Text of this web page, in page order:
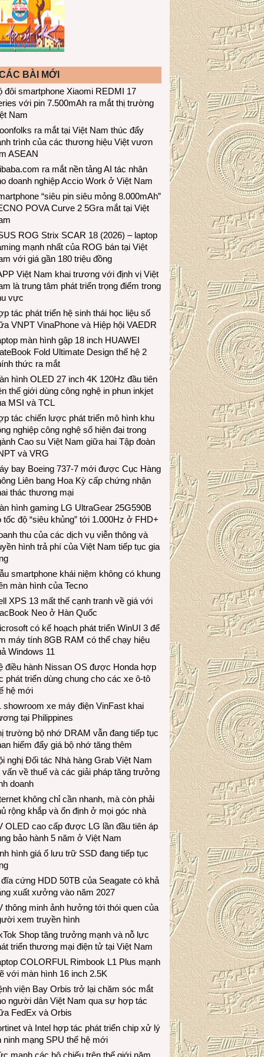
BÀI MỚI
đôi smartphone Xiaomi REDMI 17
với pin 7.500mAh ra mắt thị trường
Nam
ra mắt tại Việt Nam thúc đẩy
trình của các thương hiệu Việt vươn
ASEAN
ra mắt nền tảng AI tác nhân
doanh nghiệp Accio Work ở Việt Nam
“siêu pin siêu mỏng 8.000mAh”
POVA Curve 2 5Gra mắt tại Việt
ROG Strix SCAR 18 (2026) – laptop
mạnh nhất của ROG bán tại Việt
với giá gần 180 triệu đồng
Việt Nam khai trương với định vị Việt
là trung tâm phát triển trọng điểm trong
vực
tác phát triển hệ sinh thái học liệu số
VNPT VinaPhone và Hiệp hội VAEDR
màn hình gập 18 inch HUAWEI
Fold Ultimate Design thế hệ 2
thức ra mắt
hình OLED 27 inch 4K 120Hz đầu tiên
thế giới dùng công nghệ in phun inkjet
MSI và TCL
tác chiến lược phát triển mô hình khu
nghiệp công nghệ số hiện đại trong
Cao su Việt Nam giữa hai Tập đoàn
và VRG
bay Boeing 737-7 mới được Cục Hàng
Liên bang Hoa Kỳ cấp chứng nhận
thác thương mại
hình gaming LG UltraGear 25G590B
tốc độ “siêu khủng” tới 1.000Hz ở FHD+
thu của các dịch vụ viễn thông và
hình trả phí của Việt Nam tiếp tục gia
smartphone khái niệm không có khung
màn hình của Tecno
XPS 13 mất thế cạnh tranh về giá với
Neo ở Hàn Quốc
có kế hoạch phát triển WinUI 3 để
máy tính 8GB RAM có thể chạy hiệu
Windows 11
điều hành Nissan OS được Honda hợp
phát triển dùng chung cho các xe ô-tô
hệ mới
showroom xe máy điện VinFast khai
tại Philippines
trường bộ nhớ DRAM vẫn đang tiếp tục
hiếm đẩy giá bộ nhớ tăng thêm
nghị Đối tác Nhà hàng Grab Việt Nam
về thuế và các giải pháp tăng trưởng
doanh
không chỉ cần nhanh, mà còn phải
rộng khắp và ổn định ở mọi góc nhà
OLED cao cấp được LG lần đầu tiên áp
bảo hành 5 năm ở Việt Nam
hình giá ổ lưu trữ SSD đang tiếp tục
cứng HDD 50TB của Seagate có khả
xuất xưởng vào năm 2027
thông minh ảnh hưởng tới thói quen của
xem truyền hình
Shop tăng trưởng mạnh và nỗ lực
triển thương mại điện tử tại Việt Nam
COLORFUL Rimbook L1 Plus mạnh
với màn hình 16 inch 2.5K
viện Bay Orbis trở lại chăm sóc mắt
người dân Việt Nam qua sự hợp tác
FedEx và Orbis
và Intel hợp tác phát triển chip xử lý
ninh mạng SPU thế hệ mới
mạnh các hộ chiếu trên thế giới năm